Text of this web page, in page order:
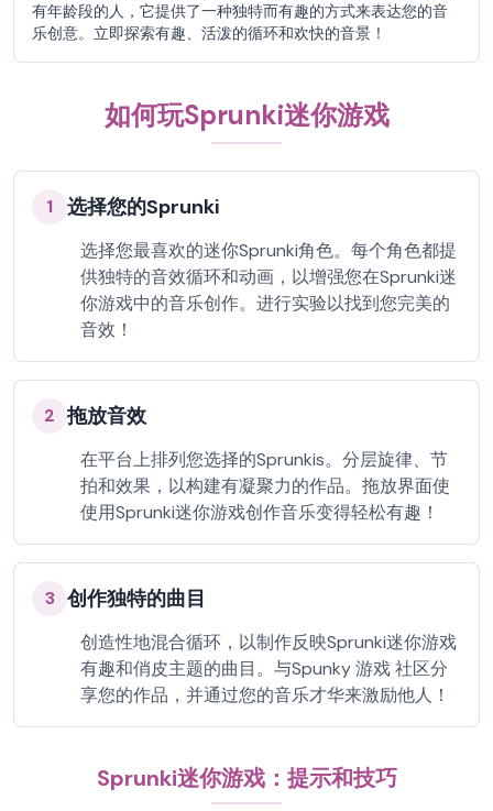
有年龄段的人，它提供了一种独特而有趣的方式来表达您的音
乐创意。立即探索有趣、活泼的循环和欢快的音景！
如何玩Sprunki迷你游戏
1 选择您的Sprunki
选择您最喜欢的迷你Sprunki角色。每个角色都提
供独特的音效循环和动画，以增强您在Sprunki迷
你游戏中的音乐创作。进行实验以找到您完美的
音效！
2 拖放音效
在平台上排列您选择的Sprunkis。分层旋律、节
拍和效果，以构建有凝聚力的作品。拖放界面使
使用Sprunki迷你游戏创作音乐变得轻松有趣！
3 创作独特的曲目
创造性地混合循环，以制作反映Sprunki迷你游戏
有趣和俏皮主题的曲目。与Spunky 游戏 社区分
享您的作品，并通过您的音乐才华来激励他人！
Sprunki迷你游戏：提示和技巧